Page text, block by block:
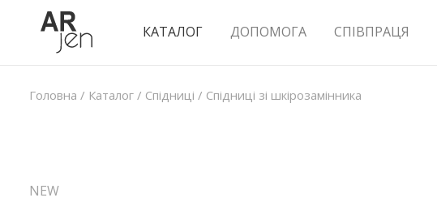
КАТАЛОГ ДОПОМОГА СПІВПРАЦЯ
Головна / Каталог / Спідниці / Спідниці зі шкірозамінника
NEW